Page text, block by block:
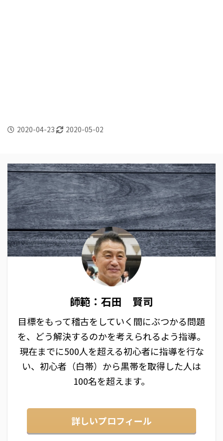
2020-04-23 2020-05-02
師範：石田 賢司
目標をもって稽古をしていく間にぶつかる問題
を、どう解決するのかを考えられるよう指導。
現在までに500人を超える初心者に指導を行な
い、初心者（白帯）から黒帯を取得した人は
100名を超えます。
詳しいプロフィール